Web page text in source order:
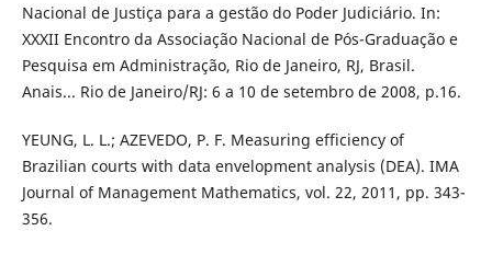
Nacional de Justiça para a gestão do Poder Judiciário. In:
XXXII Encontro da Associação Nacional de Pós-Graduação e
Pesquisa em Administração, Rio de Janeiro, RJ, Brasil.
Anais... Rio de Janeiro/RJ: 6 a 10 de setembro de 2008, p.16.
YEUNG, L. L.; AZEVEDO, P. F. Measuring efficiency of
Brazilian courts with data envelopment analysis (DEA). IMA
Journal of Management Mathematics, vol. 22, 2011, pp. 343-
356.